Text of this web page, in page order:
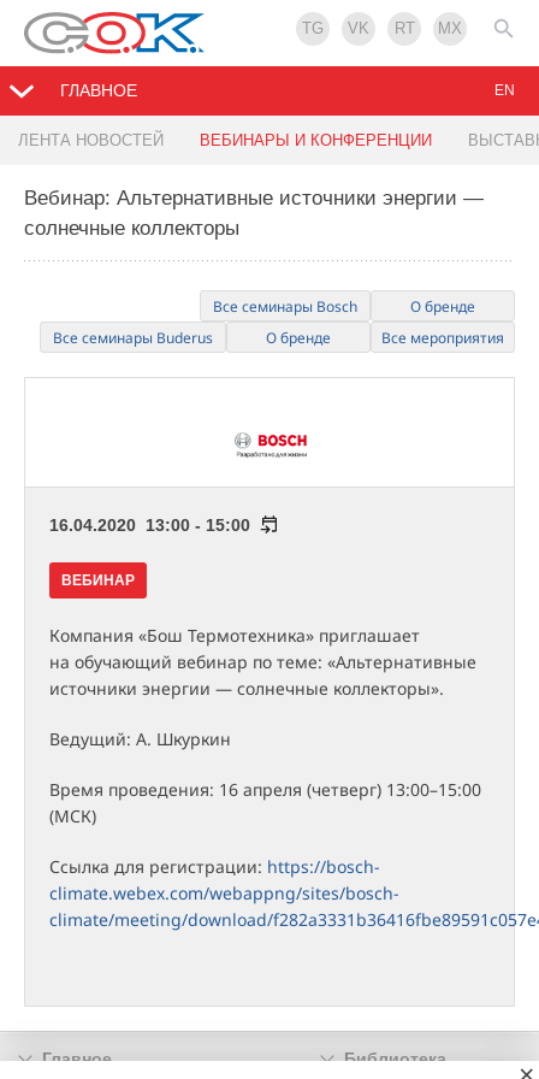
TG VK RT MX
ГЛАВНОЕ
ЛЕНТА НОВОСТЕЙ ВЕБИНАРЫ И КОНФЕРЕНЦИИ
EN
Вебинар: Альтернативные источники энергии —
солнечные коллекторы
Все семинары Bosch
О бренде
Все семинары Buderus
О бренде Все мероприятия
16.04.2020 13:00 - 15:00
ВЕБИНАР
Компания «Бош Термотехника» приглашает
на обучающий вебинар по теме: «Альтернативные
источники энергии — солнечные коллекторы».
Ведущий: А. Шкуркин
Время проведения: 16 апреля (четверг) 13:00–15:00
(МСК)
Ссылка для регистрации: https://bosch-
climate.webex.com/webappng/sites/bosch-
climate/meeting/download/
Главное Библиотека